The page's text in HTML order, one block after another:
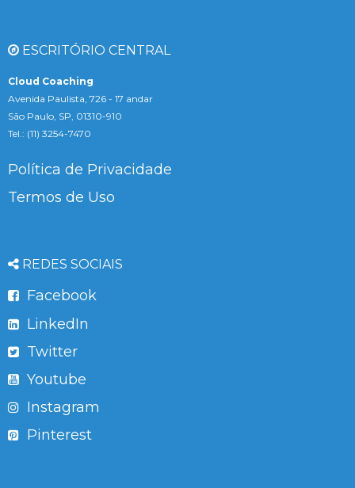
ESCRITÓRIO CENTRAL
Cloud Coaching
Avenida Paulista, 726 - 17 andar
São Paulo, SP, 01310-910
Tel.: (11) 3254-7470
Política de Privacidade
Termos de Uso
REDES SOCIAIS
Facebook
LinkedIn
Twitter
Youtube
Instagram
Pinterest